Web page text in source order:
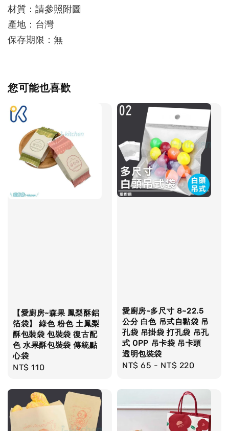
材質：請參照附圖
產地：台灣
保存期限：無
您可能也喜歡
【愛廚房~森果 鳳梨酥鋁
箔袋】 綠色 粉色 土鳳梨
酥包裝袋 包裝袋 復古配
色 水果酥包裝袋 傳統點
心袋
Regular
NT$ 110
愛廚房~多尺寸 8~22.5
公分 白色 吊式自黏袋 吊
孔袋 吊掛袋 打孔袋 吊孔
式 OPP 吊卡袋 吊卡頭
透明包裝袋
Regular
NT$ 65 - NT$ 220